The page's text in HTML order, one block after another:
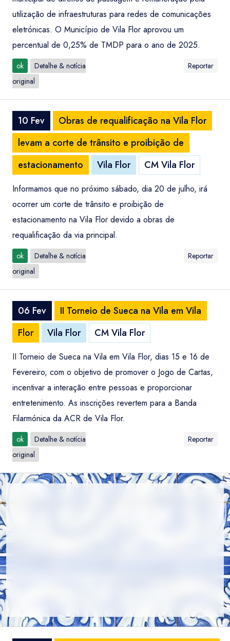
utilização de infraestruturas para redes de comunicações
eletrónicas. O Município de Vila Flor aprovou um
percentual de 0,25% de TMDP para o ano de 2025.
ok
Detalhe & notícia
original
Reportar
10 Fev
Obras de requalificação na Vila Flor
levam a corte de trânsito e proibição de
estacionamento
Vila Flor CM Vila Flor
Informamos que no próximo sábado, dia 20 de julho, irá
ocorrer um corte de trânsito e proibição de
estacionamento na Vila Flor devido a obras de
requalificação da via principal.
ok
Detalhe & notícia
original
Reportar
06 Fev
II Torneio de Sueca na Vila em Vila
Flor
Vila Flor CM Vila Flor
II Torneio de Sueca na Vila em Vila Flor, dias 15 e 16 de
Fevereiro, com o objetivo de promover o Jogo de Cartas,
incentivar a interação entre pessoas e proporcionar
entretenimento. As inscrições revertem para a Banda
Filarmónica da ACR de Vila Flor.
ok
Detalhe & notícia
original
Reportar